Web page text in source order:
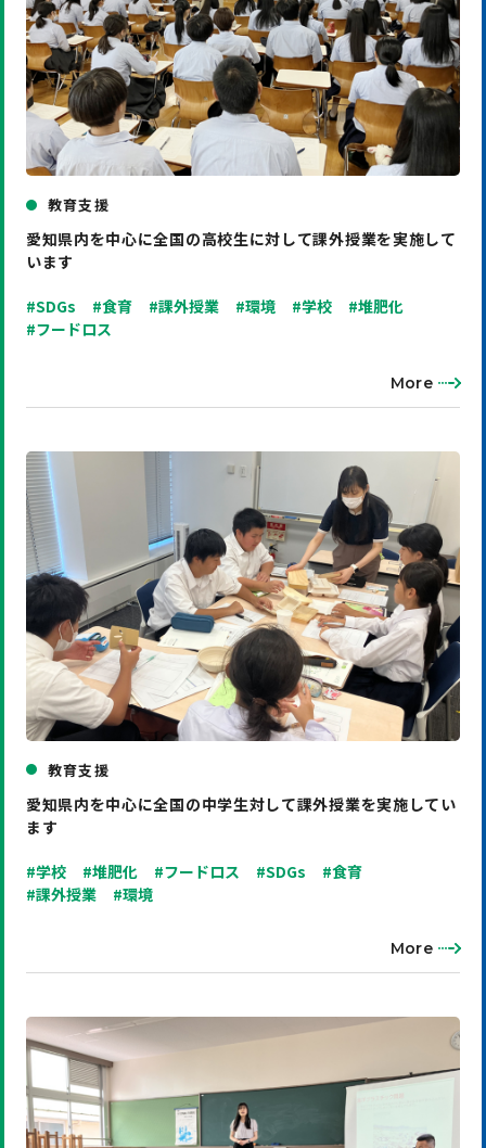
教育支援
愛知県内を中心に全国の高校生に対して課外授業を実施して
います
#SDGs #食育 #課外授業 #環境 #学校
#堆肥化
#フードロス
More
教育支援
愛知県内を中心に全国の中学生対して課外授業を実施してい
ます
#学校 #堆肥化 #フードロス #SDGs
#食育
#課外授業
#環境
More